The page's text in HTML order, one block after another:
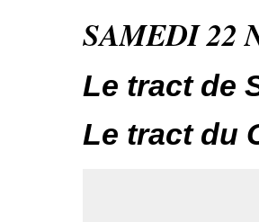
SAMEDI 22
Le tract de
Le tract du